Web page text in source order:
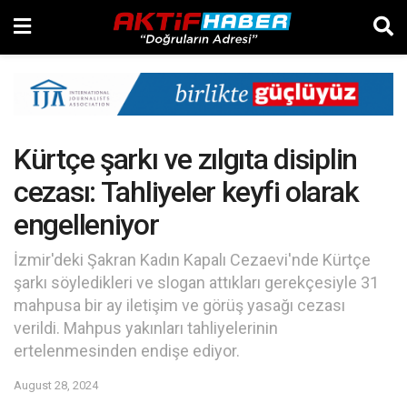
Kürtçe şarkı ve zılgıta disiplin
cezası: Tahliyeler keyfi olarak
engelleniyor
İzmir'deki Şakran Kadın Kapalı Cezaevi'nde Kürtçe
şarkı söyledikleri ve slogan attıkları gerekçesiyle 31
mahpusa bir ay iletişim ve görüş yasağı cezası
verildi. Mahpus yakınları tahliyelerinin
ertelenmesinden endişe ediyor.
August 28, 2024